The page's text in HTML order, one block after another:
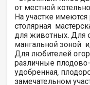
от местной
На участке
столярная
для животных. Для
мангальной зоной
Для любителей
различные
удобренная,
замечательном